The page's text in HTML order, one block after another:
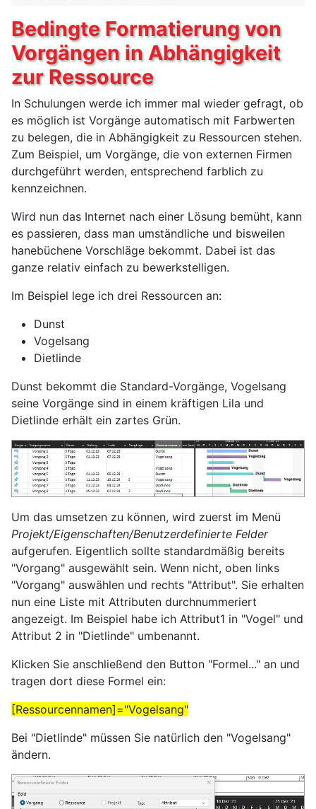
Bedingte Formatierung von
Vorgängen in Abhängigkeit
zur Ressource
In Schulungen werde ich immer mal wieder gefragt, ob
es möglich ist Vorgänge automatisch mit Farbwerten
zu belegen, die in Abhängigkeit zu Ressourcen stehen.
Zum Beispiel, um Vorgänge, die von externen Firmen
durchgeführt werden, entsprechend farblich zu
kennzeichnen.
Wird nun das Internet nach einer Lösung bemüht, kann
es passieren, dass man umständliche und bisweilen
hanebüchene Vorschläge bekommt. Dabei ist das
ganze relativ einfach zu bewerkstelligen.
Im Beispiel lege ich drei Ressourcen an:
Dunst
Vogelsang
Dietlinde
Dunst bekommt die Standard-Vorgänge, Vogelsang
seine Vorgänge sind in einem kräftigen Lila und
Dietlinde erhält ein zartes Grün.
Um das umsetzen zu können, wird zuerst im Menü
Projekt/Eigenschaften/Benutzerdefinierte Felder
aufgerufen. Eigentlich sollte standardmäßig bereits
"Vorgang" ausgewählt sein. Wenn nicht, oben links
"Vorgang" auswählen und rechts "Attribut". Sie erhalten
nun eine Liste mit Attributen durchnummeriert
angezeigt. Im Beispiel habe ich Attribut1 in "Vogel" und
Attribut 2 in "Dietlinde" umbenannt.
Klicken Sie anschließend den Button "Formel..." an und
tragen dort diese Formel ein:
[Ressourcennamen]="Vogelsang"
Bei "Dietlinde" müssen Sie natürlich den "Vogelsang"
ändern.